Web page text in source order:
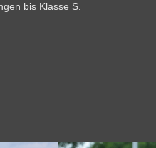
bis Klasse S.